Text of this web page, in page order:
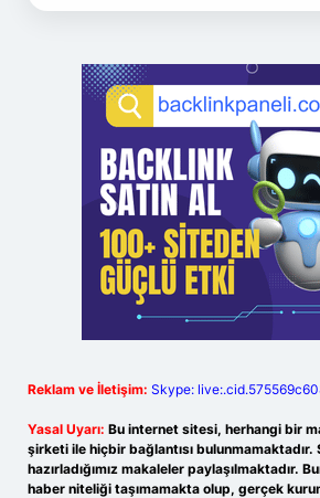
Reklam ve İletişim: Skype:
Yasal Uyarı: Bu internet sitesi, herhangi bir
şirketi ile hiçbir bağlantısı bulunmamaktadır.
hazırladığımız makaleler paylaşılmaktadır.
haber niteliği taşımamakta olup, gerçek